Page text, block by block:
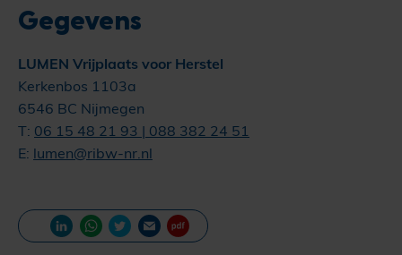
Gegevens
LUMEN Vrijplaats voor Herstel
Kerkenbos 1103a
6546 BC Nijmegen
T: 06 15 48 21 93 | 088 382 24 51
E: lumen@ribw-nr.nl